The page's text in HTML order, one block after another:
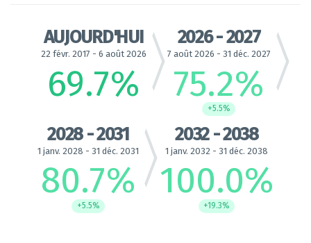
AUJOURD'HUI
22 févr. 2017 - 6 août 2026
69.7%
2026 - 2027
7 août 2026 - 31 déc. 2027
75.2%
+5.5%
2028 - 2031
1 janv. 2028 - 31 déc. 2031
80.7%
+5.5%
2032 - 2038
1 janv. 2032 - 31 déc. 2038
100.0%
+19.3%